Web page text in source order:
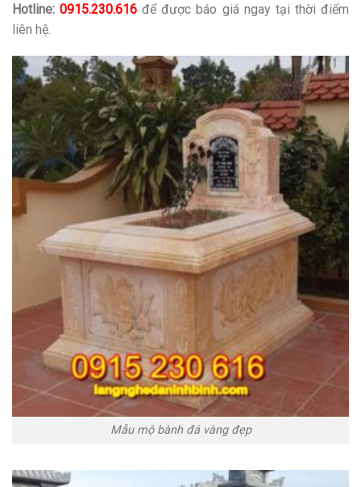
Hotline:0915.230.616 để được báo giá ngay tại thời điểm
liên hệ.
Mẫu mộ bành đá vàng đẹp